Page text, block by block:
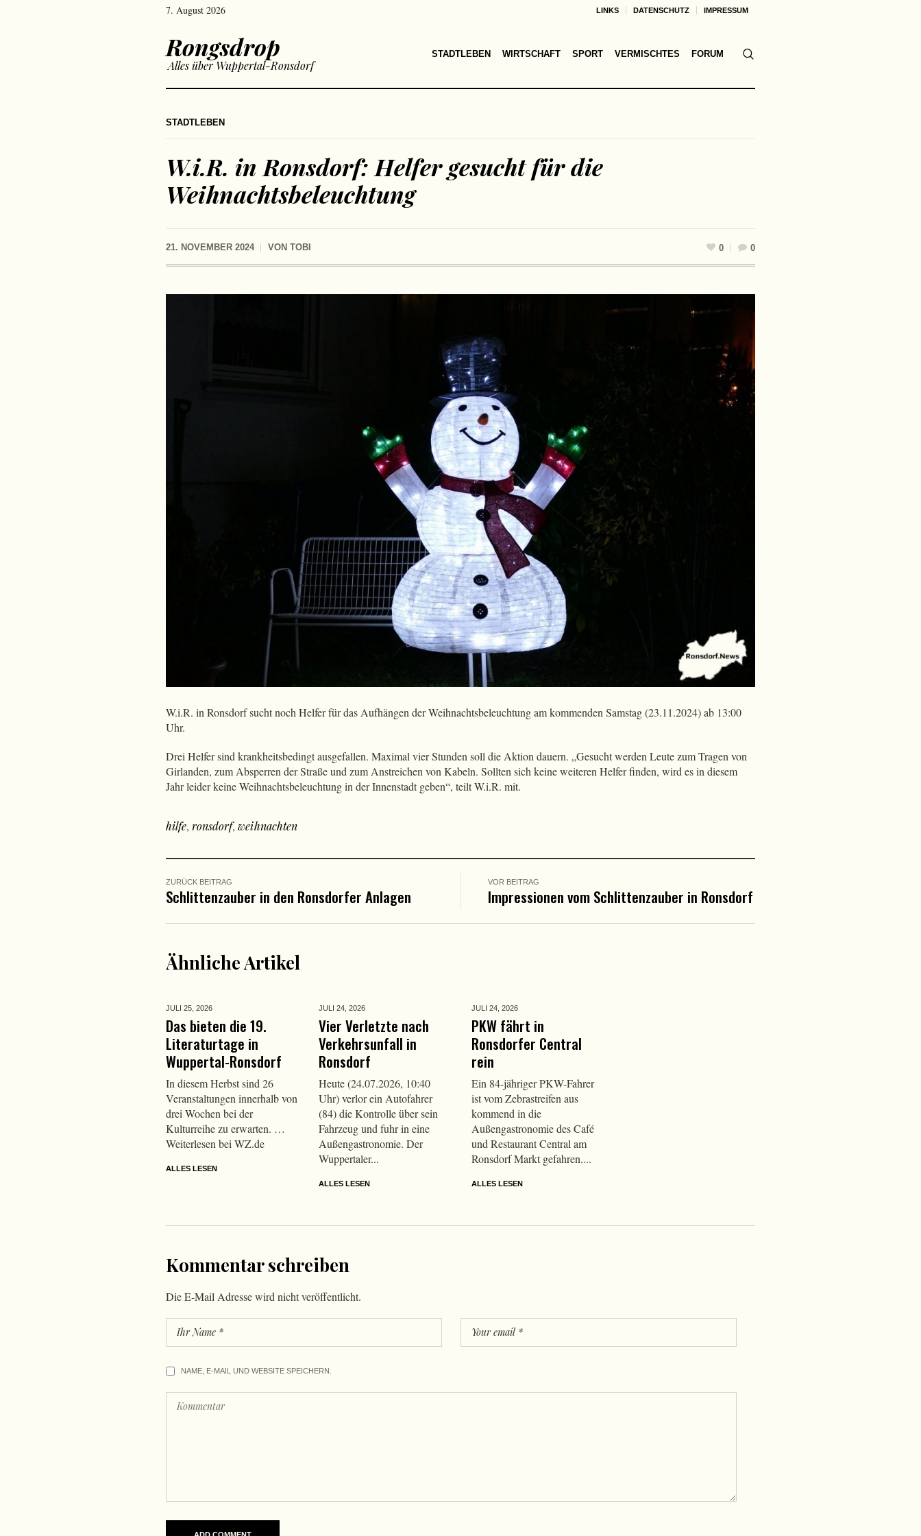
LINKS DATENSCHUTZ IMPRESSUM
7. August 2026
Rongsdrop
Alles über Wuppertal-Ronsdorf
STADTLEBEN WIRTSCHAFT SPORT VERMISCHTES FORUM
STADTLEBEN
W.i.R. in Ronsdorf: Helfer gesucht für die
Weihnachtsbeleuchtung
21. NOVEMBER 2024 VON TOBI 0 0
W.i.R. in Ronsdorf sucht noch Helfer für das Aufhängen der Weihnachtsbeleuchtung am kommenden Samstag (23.11.2024) ab 13:00
Uhr.
Drei Helfer sind krankheitsbedingt ausgefallen. Maximal vier Stunden soll die Aktion dauern. „Gesucht werden Leute zum Tragen von
Girlanden, zum Absperren der Straße und zum Anstreichen von Kabeln. Sollten sich keine weiteren Helfer finden, wird es in diesem
Jahr leider keine Weihnachtsbeleuchtung in der Innenstadt geben“, teilt W.i.R. mit.
hilfe, ronsdorf, weihnachten
ZURÜCK BEITRAG
Schlittenzauber in den Ronsdorfer Anlagen
VOR BEITRAG
Impressionen vom Schlittenzauber in Ronsdorf
Ähnliche Artikel
JULI 25, 2026
Das bieten die 19.
Literaturtage in
Wuppertal-Ronsdorf
In diesem Herbst sind 26
Veranstaltungen innerhalb von
drei Wochen bei der
Kulturreihe zu erwarten. …
Weiterlesen bei WZ.de
ALLES LESEN
JULI 24, 2026
Vier Verletzte nach
Verkehrsunfall in
Ronsdorf
Heute (24.07.2026, 10:40
Uhr) verlor ein Autofahrer
(84) die Kontrolle über sein
Fahrzeug und fuhr in eine
Außengastronomie. Der
Wuppertaler...
ALLES LESEN
JULI 24, 2026
PKW fährt in
Ronsdorfer Central
rein
Ein 84-jähriger PKW-Fahrer
ist vom Zebrastreifen aus
kommend in die
Außengastronomie des Café
und Restaurant Central am
Ronsdorf Markt gefahren....
ALLES LESEN
Kommentar schreiben
Die E-Mail Adresse wird nicht veröffentlicht.
NAME, E-MAIL UND WEBSITE SPEICHERN.